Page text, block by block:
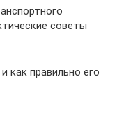
советы
как правильно его